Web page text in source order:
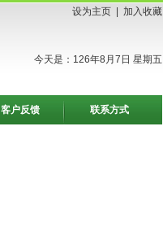
设为主页 加入收藏
今天是：126年8月7日 星期五
客户反馈 联系方式